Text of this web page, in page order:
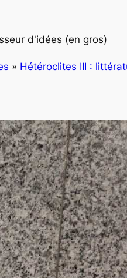
d'idées (en gros)
» Hétéroclites III :